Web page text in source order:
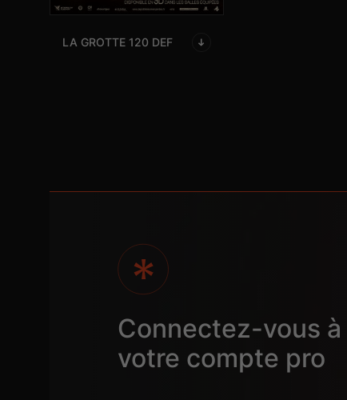
LA GROTTE 120 DEF
Connectez-vous à
votre compte pro